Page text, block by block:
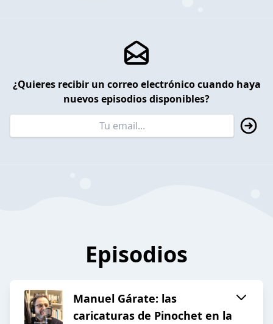
¿Quieres recibir un correo electrónico cuando haya
nuevos episodios disponibles?
Episodios
Manuel Gárate: las
caricaturas de Pinochet en la